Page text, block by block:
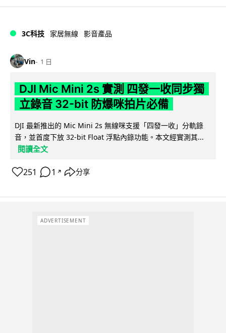
3C科技 家居無線 影音產品
Vin 1 日
DJI Mic Mini 2s 實測 四發一收同步獨
立錄音 32-bit 防爆咪拍片必備
DJI 最新推出的 Mic Mini 2s 無線咪支援「四發一收」分軌錄
音，並首度下放 32-bit Float 浮點內錄功能。本文經實測其...
閱讀全文
251 1 ↗ 分享
ADVERTISEMENT